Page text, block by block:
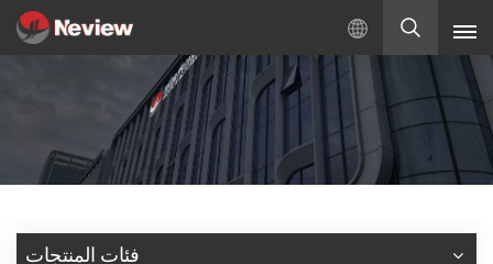
بالعربية
Русский
Español
فئات المنتجات